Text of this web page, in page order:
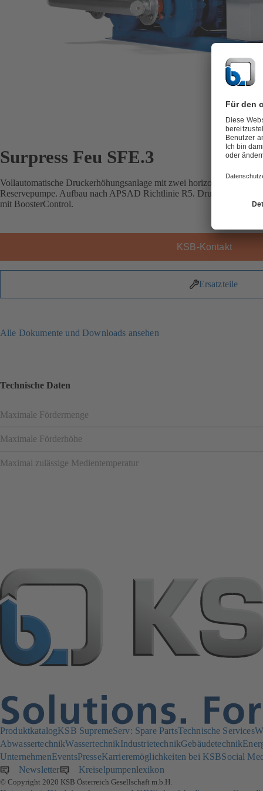
Surpress Feu SFE.3
Vollautomatische Druckerhöhungsanlage mit zwei horizontalen
Reservepumpe. Aufbau nach APSAD Richtlinie R5.
mit BoosterControl.
KSB-Kontakt
Ersatzteile
Alle Dokumente und Downloads ansehen
Technische Daten
Maximale Fördermenge
Maximale Förderhöhe
Maximal zulässige Medientemperatur
ProduktkatalogKSB SupremeServ: Spare PartsTechnische Services
AbwassertechnikWassertechnikIndustrietechnikGebäudetechnik
UnternehmenEventsPresseKarrieremöglichkeiten bei KSBSocial
Newsletter(öffnet
in
Kreiselpumpenlexikon
in
© Copyright 2020 KSB Österreich Gesellschaft m.b.H.